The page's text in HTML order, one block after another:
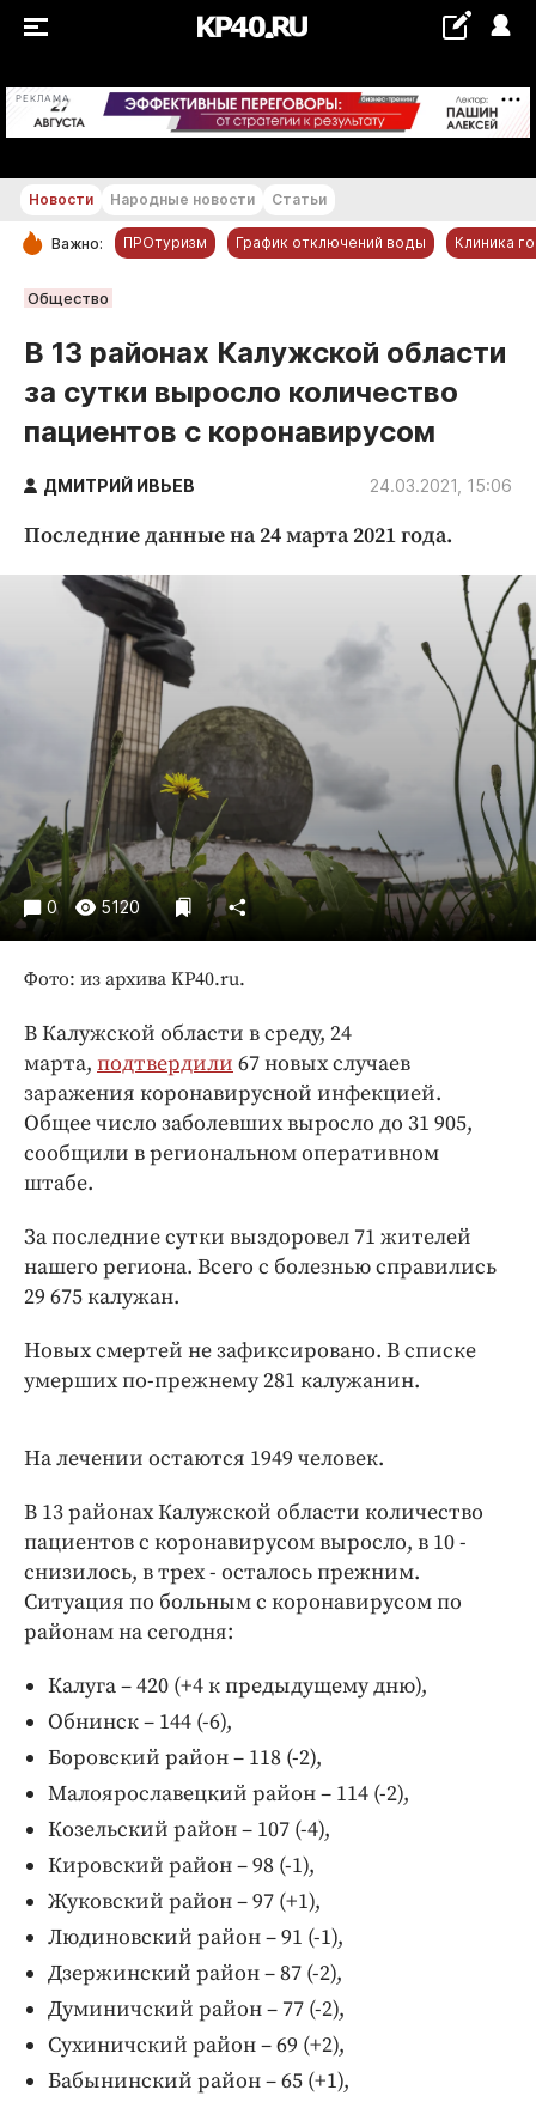
РЕКЛАМА +18...+19 °С
РУБРИКИ
Обнинск
Новости компаний
Статьи
Народные новости
Авто и транспорт
Криминал
Культура
Недвижимость и ЖКХ
Образование
Общество
Погода
Праздники
Происшествия
Спорт
Экономика и бизнес
ПРОЕКТЫ
Блоги
Медиаперсона
Интересное чтиво
Клиника года
Бренд года
Работодатель года
Новости Народные новости Статьи
Важно: ПРОтуризм График отключений воды Клиника
Общество
В 13 районах Калужской области
за сутки выросло количество
пациентов с коронавирусом
ДМИТРИЙ ИВЬЕВ 24.03.2021, 15:06
Последние данные на 24 марта 2021 года.
0 5120
Фото: из архива KP40.ru.
В Калужской области в среду, 24
марта, подтвердили 67 новых случаев
заражения коронавирусной инфекцией.
Общее число заболевших выросло до 31 905,
сообщили в региональном оперативном
штабе.
За последние сутки выздоровел 71 жителей
нашего региона. Всего с болезнью справились
29 675 калужан.
Новых смертей не зафиксировано. В списке
умерших по-прежнему 281 калужанин.
На лечении остаются 1949 человек.
В 13 районах Калужской области количество
пациентов с коронавирусом выросло, в 10 -
снизилось, в трех - осталось прежним.
Ситуация по больным с коронавирусом по
районам на сегодня:
Калуга – 420 (+4 к предыдущему дню),
Обнинск – 144 (-6),
Боровский район – 118 (-2),
Малоярославецкий район – 114 (-2),
Козельский район – 107 (-4),
Кировский район – 98 (-1),
Жуковский район – 97 (+1),
Людиновский район – 91 (-1),
Дзержинский район – 87 (-2),
Думиничский район – 77 (-2),
Сухиничский район – 69 (+2),
Бабынинский район – 65 (+1),